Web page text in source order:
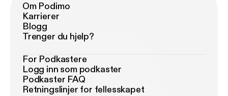
Om Podimo
Karrierer
Blogg
Trenger du hjelp?
For Podkastere
Logg inn som podkaster
Podkaster FAQ
Retningslinjer for fellesskapet